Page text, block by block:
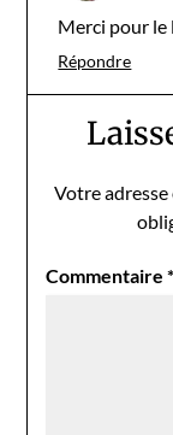
Merci pour le
Répondre
Votre adresse
Commentaire*